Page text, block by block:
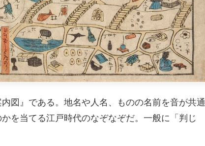
』である。地名や人名、ものの名前を音が共通
を当てる江戸時代のなぞなぞだ。一般に「判じ